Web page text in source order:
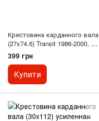
Крестовина карданного вала
(27x74.6) Transit 1986-2000, MB
Sprinter/VW LT 96-
399 грн
Купити